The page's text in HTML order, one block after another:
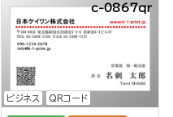
ビジネス QRコード
c-0867qr